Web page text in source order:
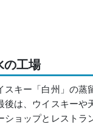
の工場
キー「白州」の蒸
は、ウイスキーや
ョップとレストラ